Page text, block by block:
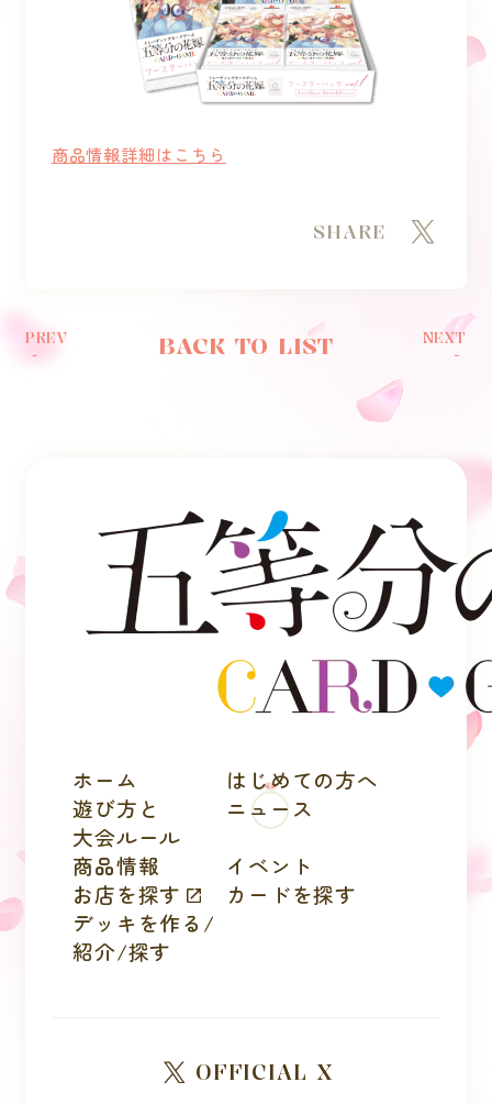
商品情報詳細はこちら
SHARE
PREV BACK TO LIST NEXT
ホーム
はじめての方へ
遊び方と
大会ルール
ニュース
商品情報
イベント
お店を探す
カードを探す
デッキを作る/
紹介/探す
OFFICIAL X